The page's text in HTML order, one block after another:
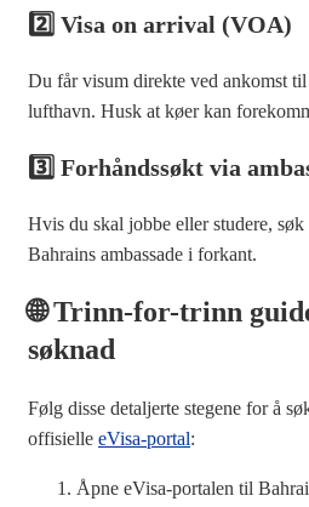
2️⃣ Visa on arrival (VOA)
Du får visum direkte ved ankomst
lufthavn. Husk at køer kan
3️⃣ Forhåndssøkt via
Hvis du skal jobbe eller studere,
Bahrains ambassade i forkant.
🌐 Trinn-for-trinn
søknad
Følg disse detaljerte stegene for å
offisielle eVisa-portal:
Åpne eVisa-portalen til